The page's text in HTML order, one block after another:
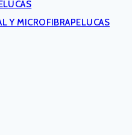
PELUCAS